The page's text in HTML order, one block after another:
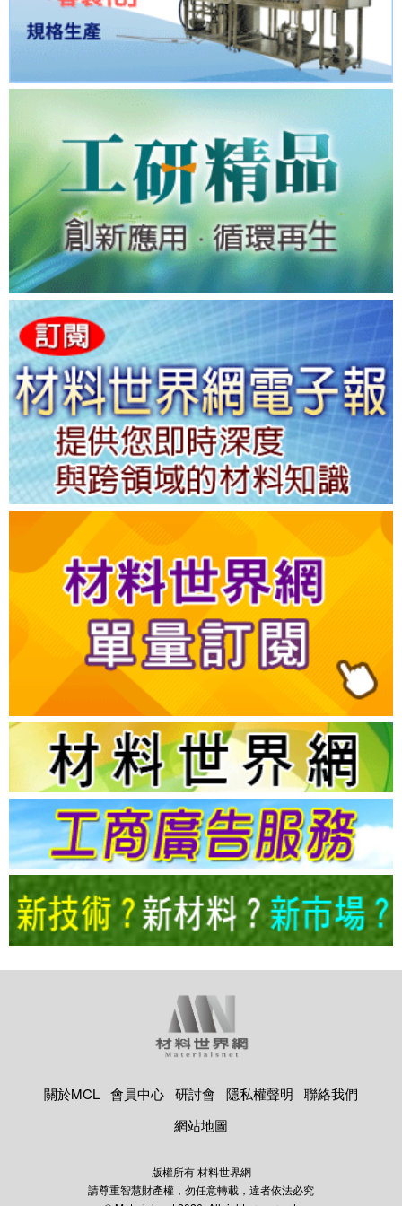
關於MCL 會員中心 研討會 隱私權聲明
聯絡我們
網站地圖
版權所有 材料世界網
請尊重智慧財產權，勿任意轉載，違者依法必究